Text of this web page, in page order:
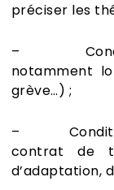
préciser les
–
notamment
grève…) ;
–
contrat de
d’adaptation,